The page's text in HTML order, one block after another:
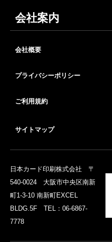
会社案内
会社概要
プライバシーポリシー
ご利用規約
サイトマップ
日本カード印刷株式会社 〒
540-0024 大阪市中央区南新
町1-3-10 南新町EXCEL
BLDG.5F TEL：06-6867-
7778